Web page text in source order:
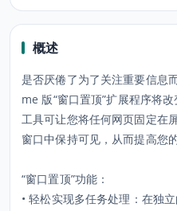
概述
是否厌倦了为了关注重要信息
me 版“窗口置顶”扩展程序将
工具可让您将任何网页固定在
窗口中保持可见，从而提高您
“窗口置顶”功能：
• 轻松实现多任务处理：在独